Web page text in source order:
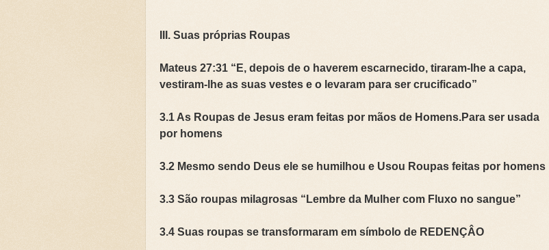
III. Suas próprias Roupas
Mateus 27:31 “E, depois de o haverem escarnecido, tiraram-lhe a capa,
vestiram-lhe as suas vestes e o levaram para ser crucificado”
3.1 As Roupas de Jesus eram feitas por mãos de Homens.Para ser usada
por homens
3.2 Mesmo sendo Deus ele se humilhou e Usou Roupas feitas por homens
3.3 São roupas milagrosas “Lembre da Mulher com Fluxo no sangue”
3.4 Suas roupas se transformaram em símbolo de REDENÇÂO